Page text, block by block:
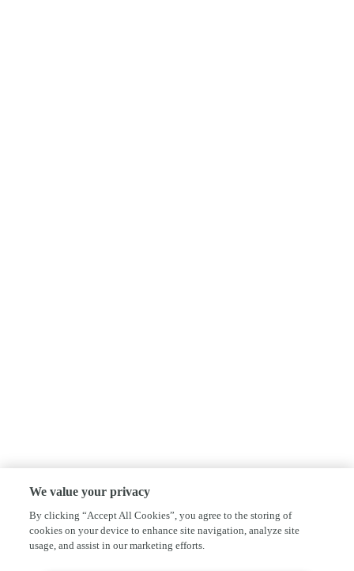
We value your privacy
By clicking “Accept All Cookies”, you agree to the storing of
cookies on your device to enhance site navigation, analyze site
usage, and assist in our marketing efforts.